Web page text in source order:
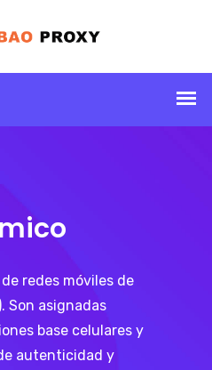
redes móviles de
Son asignadas
base celulares y
autenticidad y